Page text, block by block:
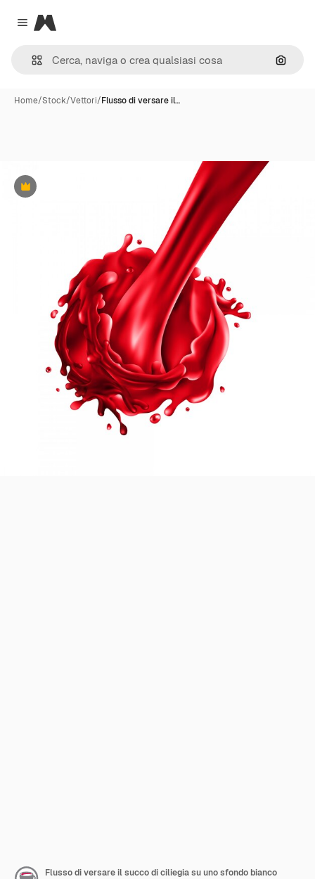
Close menu
Magnific
Cerca
Home/Stock/Vettori/Flusso di versare il…
Premium
Flusso di versare il succo di ciliegia su uno sfondo bianco